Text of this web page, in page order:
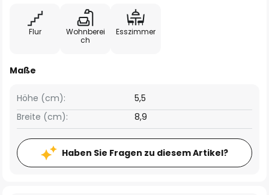
Flur
Wohnberei
ch
Esszimmer
Maße
Breite (cm): 8,9
Höhe (cm): 5,5
Haben Sie Fragen zu diesem Artikel?